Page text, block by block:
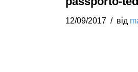
12/09/2017 від